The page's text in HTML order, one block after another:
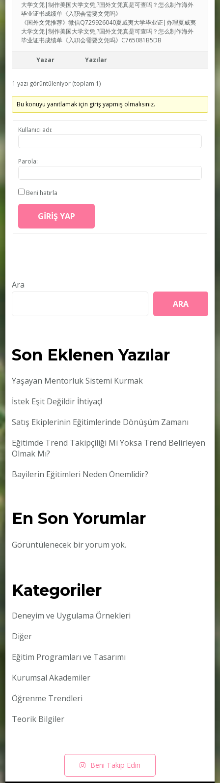
大学文凭|制作美国大学文凭,?国外文凭真是可查吗？怎么制作海外
毕业证书成绩单《入职会需要文凭吗》
《国外文凭推荐》微信Q729926040夏威夷大学毕业证|办理夏威夷
大学文凭|制作美国大学文凭,?国外文凭真是可查吗？怎么制作海外
毕业证书成绩单《入职会需要文凭吗》C765081B5DB
Yazar Yazılar
1 yazı görüntüleniyor (toplam 1)
Bu konuyu yanıtlamak için giriş yapmış olmalısınız.
Kullanıcı adı:
Parola:
Beni hatırla
GIRIŞ YAP
Ara
ARA
Son Eklenen Yazılar
Yaşayan Mentorluk Sistemi Kurmak
İstek Eşit Değildir İhtiyaç!
Satış Ekiplerinin Eğitimlerinde Dönüşüm Zamanı
Eğitimde Trend Takipçiliği Mi Yoksa Trend Belirleyen
Olmak Mı?
Bayilerin Eğitimleri Neden Önemlidir?
En Son Yorumlar
Görüntülenecek bir yorum yok.
Kategoriler
Deneyim ve Uygulama Örnekleri
Diğer
Eğitim Programları ve Tasarımı
Kurumsal Akademiler
Öğrenme Trendleri
Teorik Bilgiler
Beni Takip Edin